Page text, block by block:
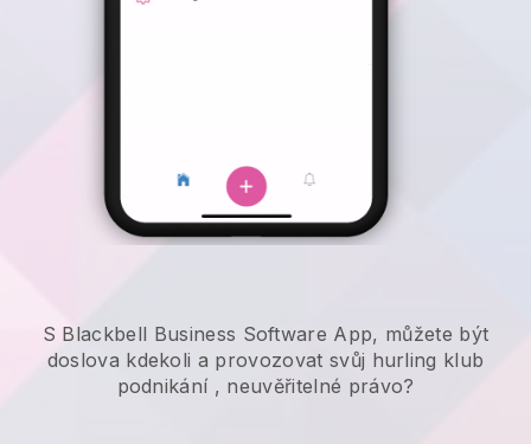
S Blackbell Business Software App, můžete být
doslova kdekoli a provozovat svůj hurling klub
podnikání, neuvěřitelné právo?